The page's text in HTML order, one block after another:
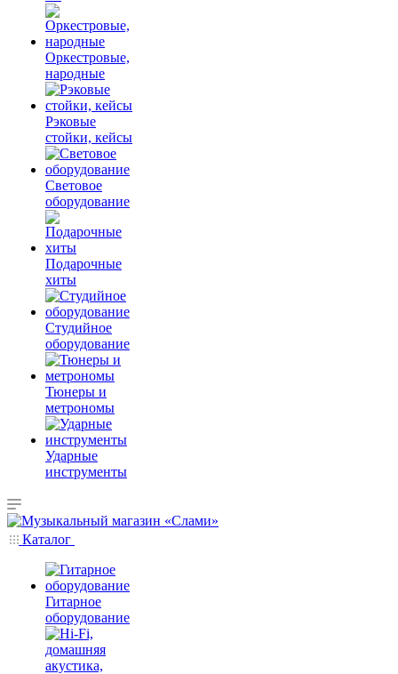
Оркестровые,
народные
Рэковые
стойки, кейсы
Световое
оборудование
Подарочные
хиты
Студийное
оборудование
Тюнеры и
метрономы
Ударные
инструменты
Каталог
Гитарное
оборудование